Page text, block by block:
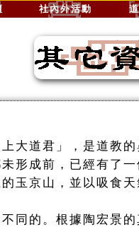
社內外活動
大道君」，是道教
形成前，已經有了
玉京山，並以吸食天
同的。根據陶宏景